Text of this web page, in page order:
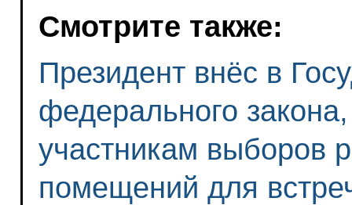
Смотрите также:
Президент внёс в
федерального
участникам выборов
помещений для